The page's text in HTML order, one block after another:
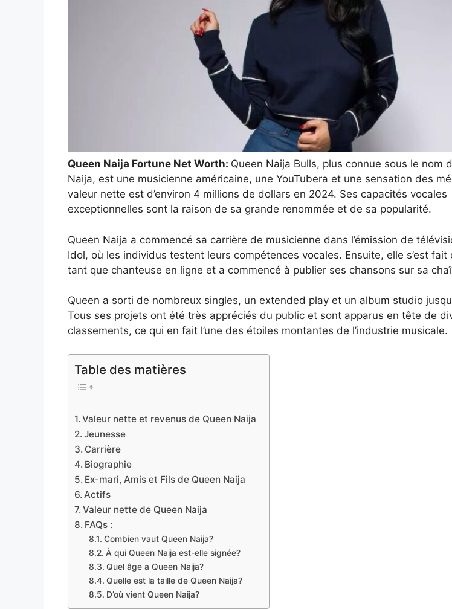
Queen Naija Fortune Net Worth: Queen Naija Bulls, plus connue sous le nom
Naija, est une musicienne américaine, une YouTubera et une sensation des
valeur nette est d’environ 4 millions de dollars en 2024. Ses capacités vocales
exceptionnelles sont la raison de sa grande renommée et de sa popularité.
Queen Naija a commencé sa carrière de musicienne dans l’émission de
Idol, où les individus testent leurs compétences vocales. Ensuite, elle s’est fait
tant que chanteuse en ligne et a commencé à publier ses chansons sur sa
Queen a sorti de nombreux singles, un extended play et un album studio
Tous ses projets ont été très appréciés du public et sont apparus en tête de
classements, ce qui en fait l’une des étoiles montantes de l’industrie musicale.
Table des matières
Valeur nette et revenus de Queen Naija
Jeunesse
Carrière
Biographie
Ex-mari, Amis et Fils de Queen Naija
Actifs
Valeur nette de Queen Naija
FAQs :
Combien vaut Queen Naija?
À qui Queen Naija est-elle signée?
Quel âge a Queen Naija?
Quelle est la taille de Queen Naija?
D’où vient Queen Naija?